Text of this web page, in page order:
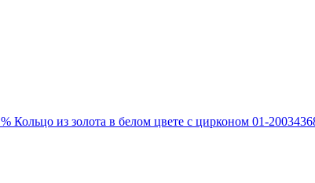
Кольцо из золота в белом цвете с цирконом 01-